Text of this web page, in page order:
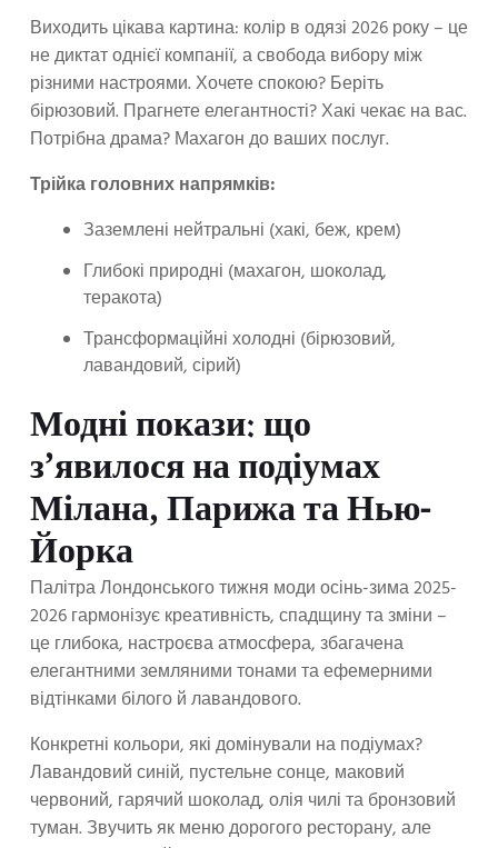
Виходить цікава картина: колір в одязі 2026 року – це
не диктат однієї компанії, а свобода вибору між
різними настроями. Хочете спокою? Беріть
бірюзовий. Прагнете елегантності? Хакі чекає на вас.
Потрібна драма? Махагон до ваших послуг.
Трійка головних напрямків:
Заземлені нейтральні (хакі, беж, крем)
Глибокі природні (махагон, шоколад,
теракота)
Трансформаційні холодні (бірюзовий,
лавандовий, сірий)
Модні покази: що
з’явилося на подіумах
Мілана, Парижа та Нью-
Йорка
Палітра Лондонського тижня моди осінь-зима 2025-
2026 гармонізує креативність, спадщину та зміни –
це глибока, настроєва атмосфера, збагачена
елегантними земляними тонами та ефемерними
відтінками білого й лавандового.
Конкретні кольори, які домінували на подіумах?
Лавандовий синій, пустельне сонце, маковий
червоний, гарячий шоколад, олія чилі та бронзовий
туман. Звучить як меню дорогого ресторану, але